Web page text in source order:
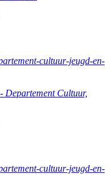
cultuur-jeugd-en-
- Departement Cultuur,
cultuur-jeugd-en-